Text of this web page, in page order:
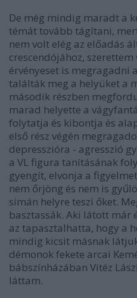
De még mindig maradt a
témát tovább tágítani,
nem volt elég az előadás
crescendójához,
érvényeset is megragadni
találták meg a helyüket a
második részben
marad helyette a
folytatja és kibontja és
első rész végén
depresszióra - agresszió
a VL figura tanításának
gyengít, elvonja a
nem őrjöng és nem is
simán helyre teszi őket.
basztassák. Aki látott már
az tapasztalhatta, hogy a
mindig kicsit másnak
démonok fekete arcai
bábszínházában Vitéz
láttam.